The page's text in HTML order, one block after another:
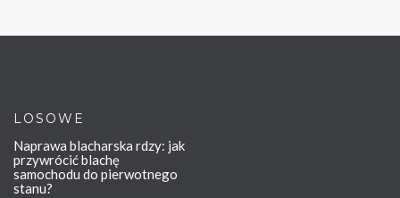
LOSOWE
Naprawa blacharska rdzy: jak
przywrócić blachę
samochodu do pierwotnego
stanu?